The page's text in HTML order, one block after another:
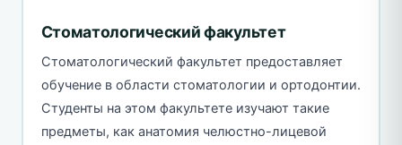
Стоматологический факультет
Стоматологический факультет предоставляет
обучение в области стоматологии и ортодонтии.
Студенты на этом факультете изучают такие
предметы, как анатомия челюстно-лицевой